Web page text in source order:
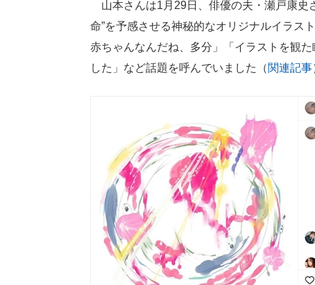
山本さんは1月29日、俳優の夫・瀬戸康史
命”を予感させる神秘的なオリジナルイラス
赤ちゃんなんだね、多分」「イラストを観
した」など話題を呼んでいました（関連記事